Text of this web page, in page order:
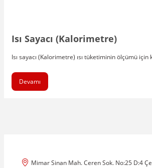
Isı Sayacı (Kalorimetre)
Isı sayacı (Kalorimetre) ısı tüketiminin ölçümü için
Devamı
Mimar Sinan Mah. Ceren Sok. No:25 D:4